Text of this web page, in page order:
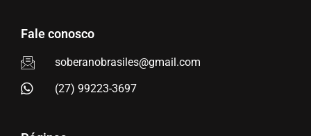
Fale conosco
soberanobrasiles@gmail.com
(27) 99223-3697